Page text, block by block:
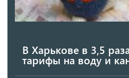
В Харькове в 3,5
тарифы на воду и